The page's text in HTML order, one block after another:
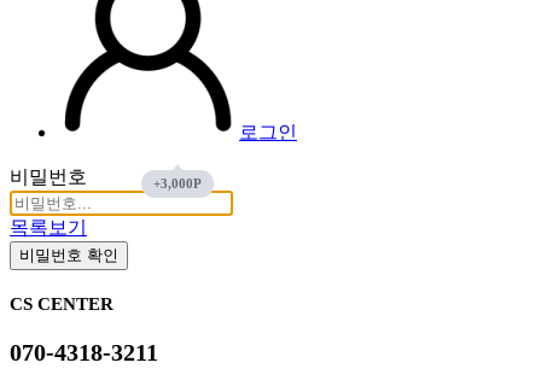
로그인
비밀번호
목록보기
비밀번호 확인
CS CENTER
070-4318-3211